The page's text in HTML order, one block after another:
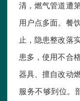
清，燃气管道遭
用户点多面。餐
止，隐患整改落
患多，使用不合
器具、擅自改动
服务不够到位。